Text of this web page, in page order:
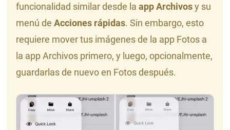
funcionalidad similar desde la app Archivosy su
menú de Acciones rápidas. Sin embargo, esto
requiere mover tus imágenes de la app Fotos a
la app Archivos primero, y luego, opcionalmente,
guardarlas de nuevo en Fotos después.